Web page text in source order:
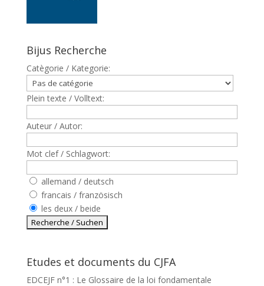
Bijus Recherche
Catègorie / Kategorie:
Plein texte / Volltext:
Auteur / Autor:
Mot clef / Schlagwort:
allemand / deutsch
francais / französisch
les deux / beide
Etudes et documents du CJFA
EDCEJF n°1 : Le Glossaire de la loi fondamentale